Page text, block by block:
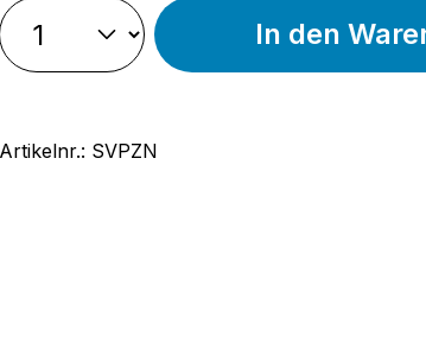
In den
Artikelnr.: SVPZN